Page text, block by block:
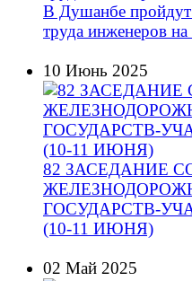
В Душанбе пройдут
труда инженеров
10 Июнь 2025
82 ЗАСЕДАНИЕ
ГОСУДАРСТВ-
(10-11 ИЮНЯ)
02 Май 2025